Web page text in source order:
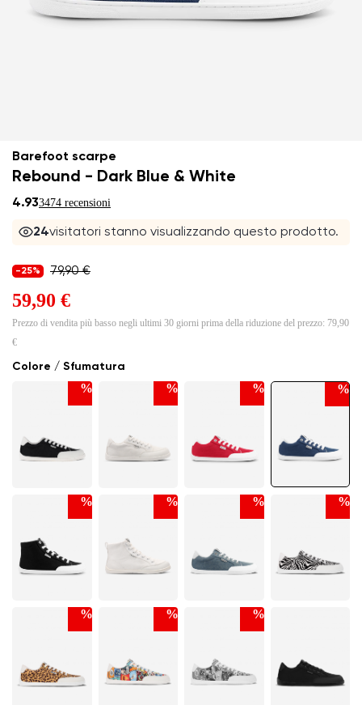
Barefoot scarpe
Rebound - Dark Blue & White
4.933474 recensioni
24visitatori stanno visualizzando questo prodotto.
Colore / Sfumatura
% % % %
% % % %
% % %
-25% 79,90 €
59,90 €
Prezzo di vendita più basso negli ultimi 30 giorni prima della riduzione del prezzo: 79,90
€